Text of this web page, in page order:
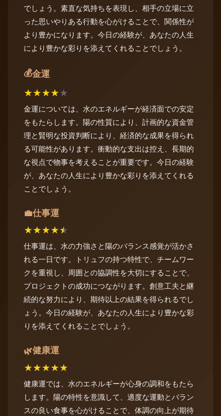
でしょう。素直な気持ちを表現し、相手の立場に立
った思いやりある行動を心がけることで、関係性が
より豊かになります。今日の経験が、あなたの人生
により豊かな彩りを添えてくれることでしょう。
💰金運
★★★★★
金運については、水のエネルギーが経済面での安定
をもたらします。陽の性質により、計画的な資金管
理と賢明な投資判断により、経済的な成果を得られ
る可能性があります。衝動的な支出は控え、長期的
な視点で物事を考えることが重要です。今日の経験
が、あなたの人生により豊かな彩りを添えてくれる
ことでしょう。
💼仕事運
★★★★★
仕事運は、水の力強さと陽のバランス感覚が活かさ
れる一日です。トリュフの持つ特性で、チームワー
クを重視し、周囲との協調性を大切にすることで、
プロジェクトの成功につながります。創意工夫と継
続的な努力により、期待以上の結果を得られるでし
ょう。今日の経験が、あなたの人生により豊かな彩
りを添えてくれることでしょう。
🌿健康運
★★★★★
健康運では、水のエネルギーが心身の調和をもたら
します。陽の特性を意識して、適度な運動とバラン
スの良い食事を心がけることで、体調の向上が期待